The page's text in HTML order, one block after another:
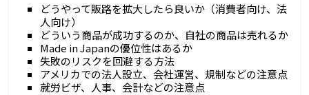
どうやって販路を拡大したら良いか（消費者向け、法
人向け）
どういう商品が成功するのか、自社の商品は売れるか
Made in Japanの優位性はあるか
失敗のリスクを回避する方法
アメリカでの法人設立、会社運営、規制などの注意点
就労ビザ、人事、会計などの注意点